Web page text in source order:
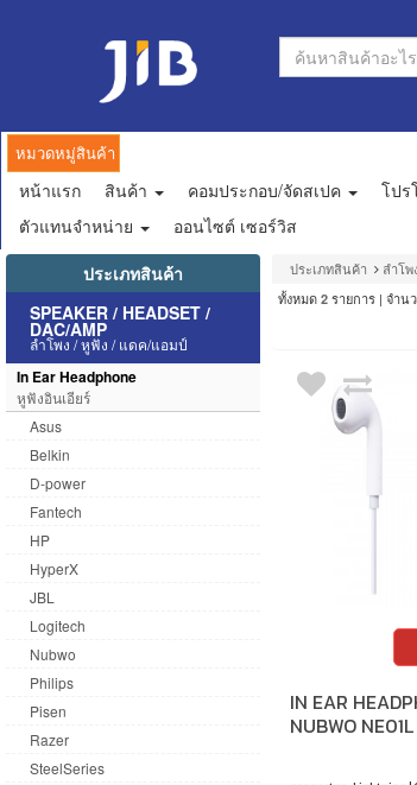
หมวดหมู่สินค้า
หน้าแรก สินค้า คอมประกอบ/จัดสเปค โป
ตัวแทนจำหน่าย
ออนไซต์ เซอร์วิส
ประเภทสินค้า
SPEAKER / HEADSET /
DAC/AMP
ลำโพง / หูฟัง / แดค/แอมป์
In Ear Headphone
หูฟังอินเอียร์
Asus
Belkin
D-power
Fantech
HP
HyperX
JBL
Logitech
Nubwo
Philips
Pisen
Razer
SteelSeries
ประเภทสินค้า ลำโ
ทั้งหมด 2 รายการ | จำน
IN EAR
NUBWO